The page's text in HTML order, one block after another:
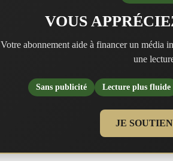
VOUS
Votre abonnement aide à financer un média
une
Sans publicité Lecture plus fluide
JE